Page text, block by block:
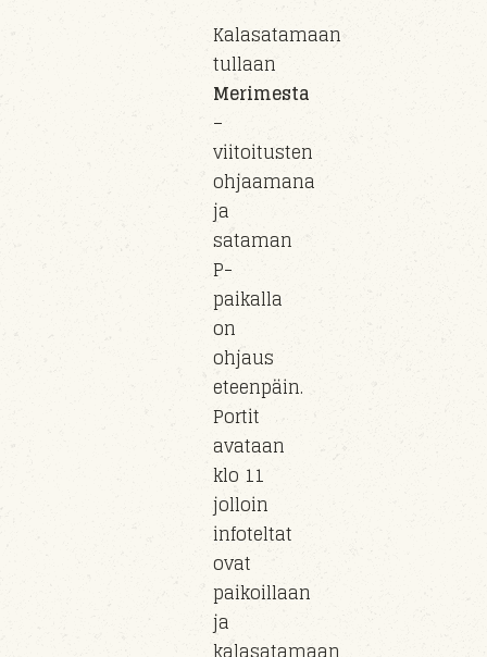
Kalasatamaan
tullaan
Merimesta
–
viitoitusten
ohjaamana
ja
sataman
P-
paikalla
on
ohjaus
eteenpäin.
Portit
avataan
klo 11
jolloin
infoteltat
ovat
paikoillaan
ja